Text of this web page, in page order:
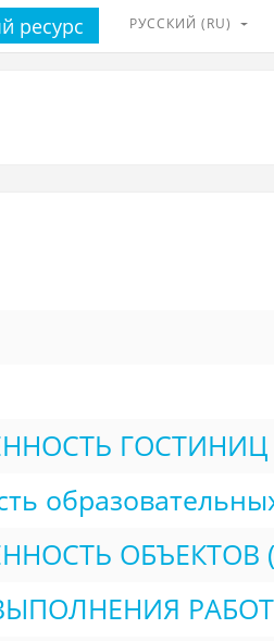
ресурс РУССКИЙ ‎(RU)‎
ОБЪЕКТОВ
РАБОТ